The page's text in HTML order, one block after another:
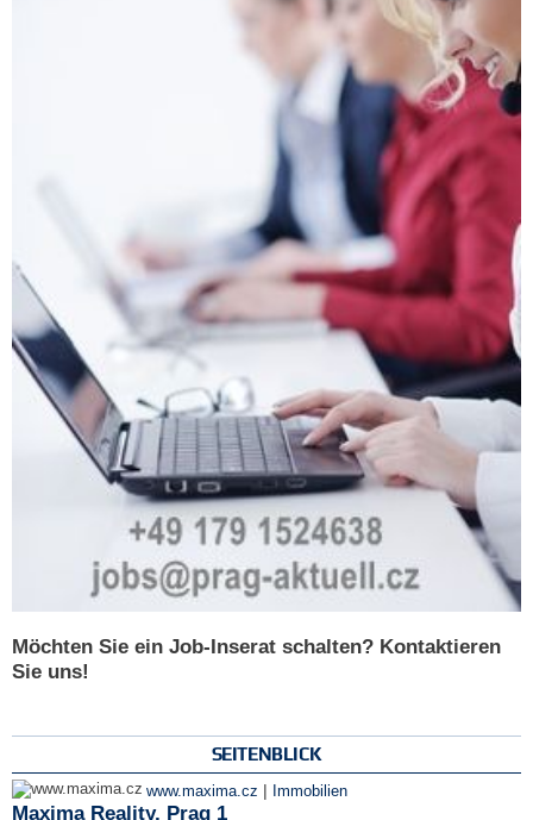
Möchten Sie ein Job-Inserat schalten? Kontaktieren
Sie uns!
SEITENBLICK
www.maxima.cz | Immobilien
Maxima Reality, Prag 1